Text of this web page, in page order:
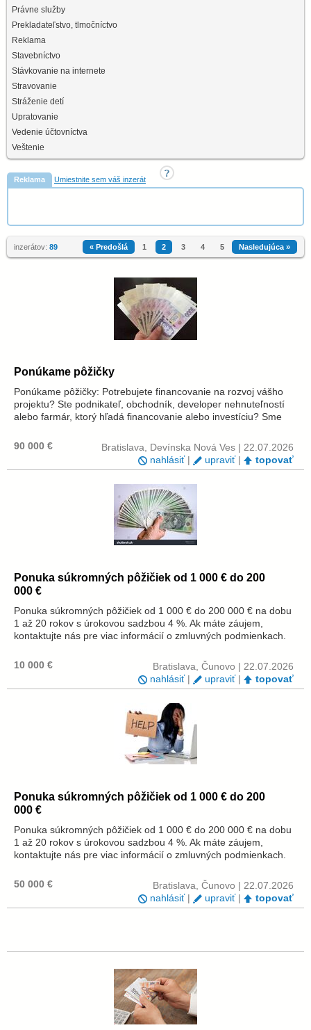
Právne služby
Prekladateľstvo, tlmočníctvo
Reklama
Stavebníctvo
Stávkovanie na internete
Stravovanie
Stráženie detí
Upratovanie
Vedenie účtovníctva
Veštenie
Reklama Umiestnite sem váš inzerát
« Predošlá 1 2 3 4 5 Nasledujúca »
inzerátov: 89
Ponúkame pôžičky
Ponúkame pôžičky: Potrebujete financovanie na rozvoj vášho
projektu? Ste podnikateľ, obchodník, developer nehnuteľností
alebo farmár, ktorý hľadá financovanie alebo investíciu? Sme
rozmedzí od 1...
90 000 €
Bratislava, Devínska Nová Ves | 22.07.2026
nahlásiť| upraviť| topovať
Ponuka súkromných pôžičiek od 1 000 € do 200
000 €
Ponuka súkromných pôžičiek od 1 000 € do 200 000 € na dobu
1 až 20 rokov s úrokovou sadzbou 4 %. Ak máte záujem,
kontaktujte nás pre viac informácií o zmluvných podmienkach.
10 000 €
Bratislava, Čunovo | 22.07.2026
nahlásiť| upraviť| topovať
Ponuka súkromných pôžičiek od 1 000 € do 200
000 €
Ponuka súkromných pôžičiek od 1 000 € do 200 000 € na dobu
1 až 20 rokov s úrokovou sadzbou 4 %. Ak máte záujem,
kontaktujte nás pre viac informácií o zmluvných podmienkach.
50 000 €
Bratislava, Čunovo | 22.07.2026
nahlásiť| upraviť| topovať